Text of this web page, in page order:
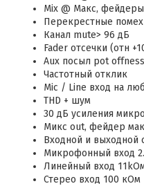
Mix @ Макс,
Перекрестные
Канал mute> 96 дБ
Fader отсечки (отн
Aux посыл pot
Частотный отклик
Mic / Line вход на
THD + шум
30 дБ усиления
Микс out, фейдер
Входной и выходной
Микрофонный вход
Линейный вход
Стерео вход 100 кОм